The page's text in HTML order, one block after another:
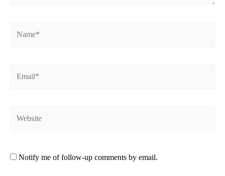
Notify me of follow-up comments by email.